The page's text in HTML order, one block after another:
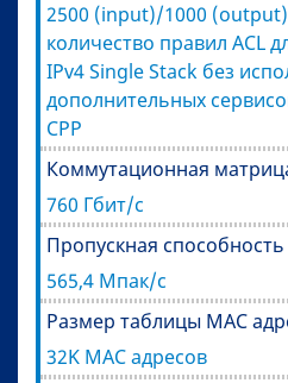
2500 (input)/1000
количество правил ACL
IPv4 Single Stack без
дополнительных
CPP
Коммутационная
760 Гбит/с
Пропускная способность
565,4 Мпак/с
Размер таблицы MAC
32K MAC адресов